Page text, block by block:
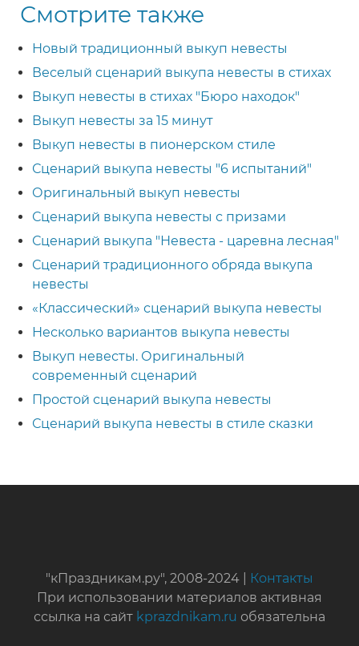
Смотрите также
Новый традиционный выкуп невесты
Веселый сценарий выкупа невесты в стихах
Выкуп невесты в стихах "Бюро находок"
Выкуп невесты за 15 минут
Выкуп невесты в пионерском стиле
Сценарий выкупа невесты "6 испытаний"
Оригинальный выкуп невесты
Сценарий выкупа невесты с призами
Сценарий выкупа "Невеста - царевна лесная"
Сценарий традиционного обряда выкупа
невесты
«Классический» сценарий выкупа невесты
Несколько вариантов выкупа невесты
Выкуп невесты. Оригинальный
современный сценарий
Простой сценарий выкупа невесты
Сценарий выкупа невесты в стиле сказки
"кПраздникам.ру", 2008-2024 |
Контакты
При использовании материалов активная
ссылка на сайт kprazdnikam.ru обязательна